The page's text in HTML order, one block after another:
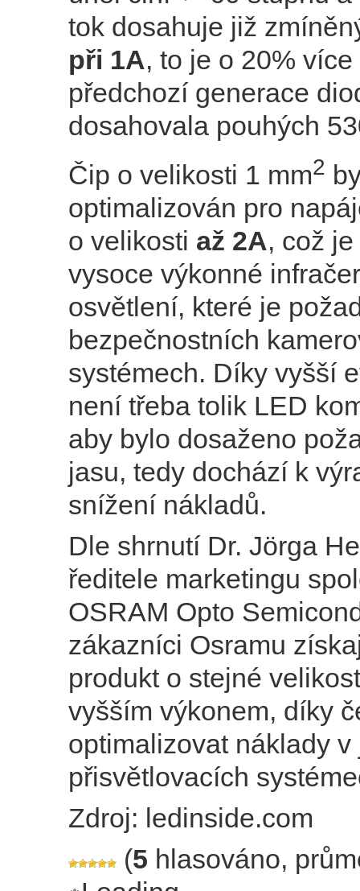
tok dosahuje již
při 1A, to je o 20%
předchozí generace
dosahovala pouhých
Čip o velikosti 1 mm2
optimalizován pro
o velikosti až 2A, což
vysoce výkonné
osvětlení, které je
bezpečnostních
systémech. Díky vyšší
není třeba tolik LED
aby bylo dosaženo
jasu, tedy dochází k
snížení nákladů.
Dle shrnutí Dr. Jörga
ředitele marketingu
OSRAM Opto
zákazníci Osramu
produkt o stejné
vyšším výkonem, díky
optimalizovat náklady v
přisvětlovacích
Zdroj: ledinside.com
(5 hlasováno,